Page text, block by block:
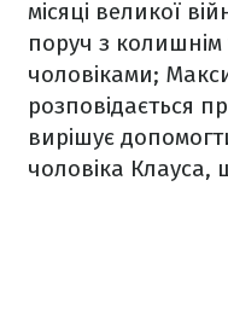
місяці великої
поруч з колишнім
чоловіками;
розповідається
вирішує
чоловіка Клауса,